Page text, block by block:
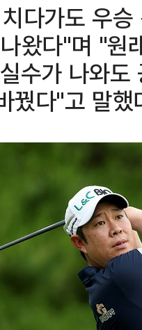
다가도 우
왔다"며 "원
수가 나와
꿨다"고 말했